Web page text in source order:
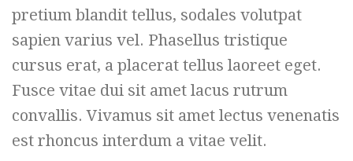
pretium blandit tellus, sodales volutpat
sapien varius vel. Phasellus tristique
cursus erat, a placerat tellus laoreet eget.
Fusce vitae dui sit amet lacus rutrum
convallis. Vivamus sit amet lectus venenatis
est rhoncus interdum a vitae velit.